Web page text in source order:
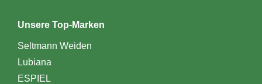
Unsere Top-Marken
Seltmann Weiden
Lubiana
ESPIEL